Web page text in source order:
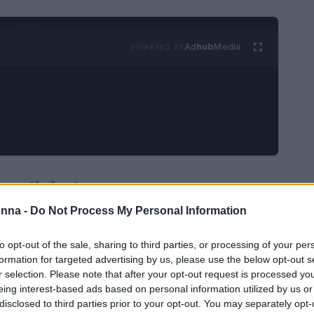
- Do Not Process My Personal Information
opt-out of the sale, sharing to third parties, or processing of your
for targeted advertising by us, please use the below opt-out
selection. Please note that after your opt-out request is processed
interest-based ads based on personal information utilized by us
to third parties prior to your opt-out. You may separately
AdhubMedia
digitale
tra esperti di lavoro e viaggi. Questo nuovo
ha attratto milioni di persone in tutto il
da qualsiasi luogo, purché ci sia una
la sua popolarità, il nomadismo digitale